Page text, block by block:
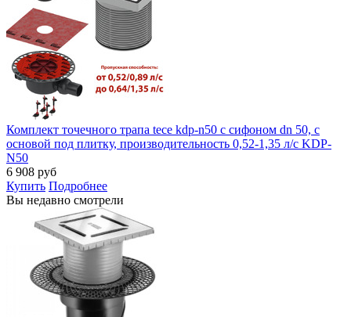
Комплект точечного трапа tece kdp-n50 с сифоном dn 50, с
основой под плитку, производительность 0,52-1,35 л/с KDP-
N50
6 908 руб
Купить Подробнее
Вы недавно смотрели